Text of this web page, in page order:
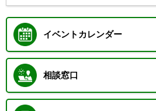
イベントカレンダー
相談窓口